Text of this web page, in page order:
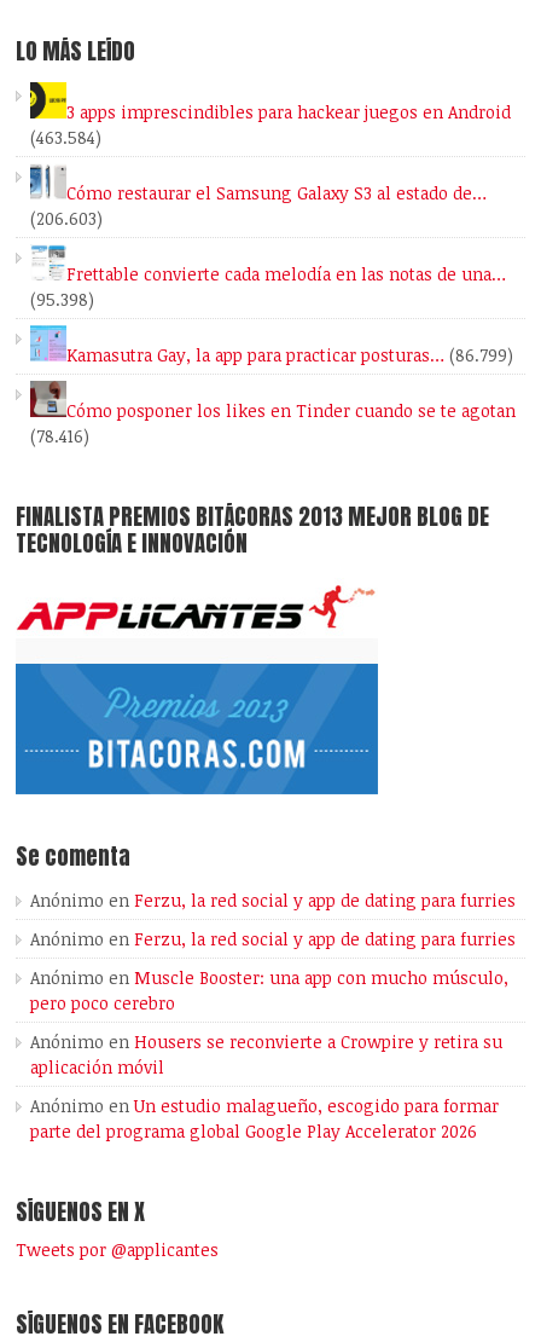
LO MÁS LEÍDO
3 apps imprescindibles para hackear juegos en Android
(463.584)
Cómo restaurar el Samsung Galaxy S3 al estado de…
(206.603)
Frettable convierte cada melodía en las notas de una…
(95.398)
Kamasutra Gay, la app para practicar posturas… (86.799)
Cómo posponer los likes en Tinder cuando se te agotan
(78.416)
FINALISTA PREMIOS BITÁCORAS 2013 MEJOR BLOG DE
TECNOLOGÍA E INNOVACIÓN
Se comenta
Anónimo enFerzu, la red social y app de dating para furries
Anónimo enFerzu, la red social y app de dating para furries
Anónimo enMuscle Booster: una app con mucho músculo,
pero poco cerebro
Anónimo enHousers se reconvierte a Crowpire y retira su
aplicación móvil
Anónimo enUn estudio malagueño, escogido para formar
parte del programa global Google Play Accelerator 2026
SÍGUENOS EN X
Tweets por @applicantes
SÍGUENOS EN FACEBOOK